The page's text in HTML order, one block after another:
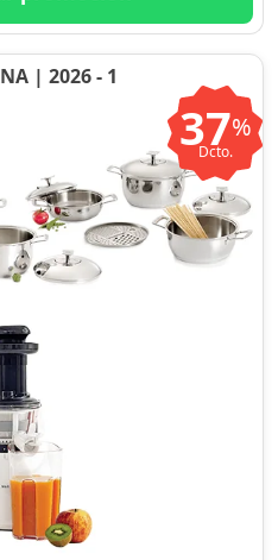
| 2026 - 1
37%
Dcto.